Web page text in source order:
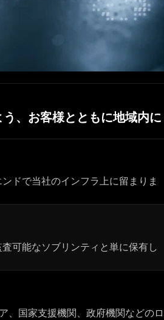
、お客様とともに地域内
、お客様とともに地域内に
ドで当社のインフラ上に留まりま
可能なソブリンティと単に保有し
、国家支援機関、政府機関などのロ